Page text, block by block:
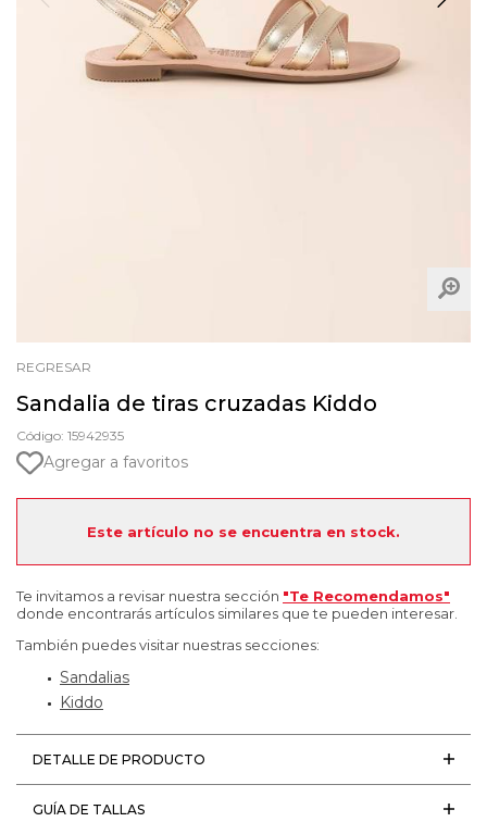
REGRESAR
Sandalia de tiras cruzadas Kiddo
Código: 15942935
Agregar a favoritos
Este artículo no se encuentra en stock.
Te invitamos a revisar nuestra sección "Te Recomendamos"
donde encontrarás artículos similares que te pueden interesar.
También puedes visitar nuestras secciones:
Sandalias
Kiddo
DETALLE DE PRODUCTO
GUÍA DE TALLAS